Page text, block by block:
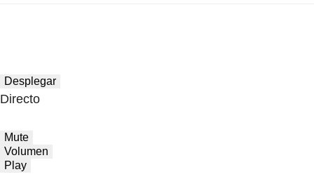
Desplegar
Directo
Mute
Volumen
Play